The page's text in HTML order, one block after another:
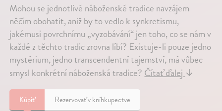
Mohou se jednotlivé náboženské tradice navzájem
něčím obohatit, aniž by to vedlo k synkretismu,
jakémusi povrchnímu „vyzobávání“ jen toho, co se nám v
každé z těchto tradic zrovna líbí? Existuje-li pouze jedno
mystérium, jedno transcendentní tajemství, má vůbec
smysl konkrétní náboženská tradice? Čítať ďalej ↓
Kúpiť Rezervovať v kníhkupectve